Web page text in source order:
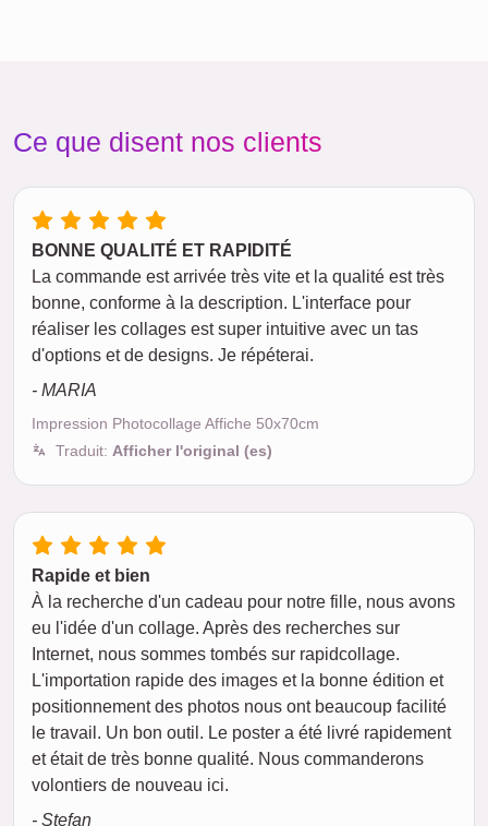
Ce que disent nos clients
BONNE QUALITÉ ET RAPIDITÉ
La commande est arrivée très vite et la qualité est très
bonne, conforme à la description. L'interface pour
réaliser les collages est super intuitive avec un tas
d'options et de designs. Je répéterai.
- MARIA
Impression Photocollage Affiche 50x70cm
Traduit: Afficher l'original (es)
Rapide et bien
À la recherche d'un cadeau pour notre fille, nous avons
eu l'idée d'un collage. Après des recherches sur
Internet, nous sommes tombés sur rapidcollage.
L'importation rapide des images et la bonne édition et
positionnement des photos nous ont beaucoup facilité
le travail. Un bon outil. Le poster a été livré rapidement
et était de très bonne qualité. Nous commanderons
volontiers de nouveau ici.
- Stefan